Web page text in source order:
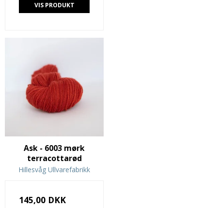
VIS PRODUKT
Ask - 6003 mørk
terracottarød
Hillesvåg Ullvarefabrikk
145,00 DKK